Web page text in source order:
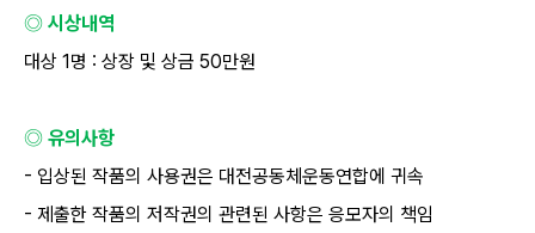
◎ 시상내역
대상 1명 : 상장 및 상금 50만원
◎ 유의사항
- 입상된 작품의 사용권은 대전공동체운동연합에 귀속
- 제출한 작품의 저작권의 관련된 사항은 응모자의 책임